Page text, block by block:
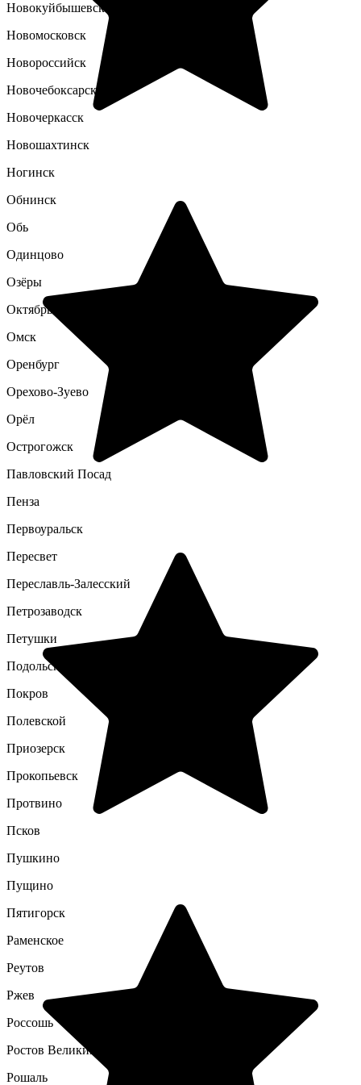
Новокуйбышевск
Новомосковск
Новороссийск
Новочебоксарск
Новочеркасск
Новошахтинск
Ногинск
Обнинск
Обь
Одинцово
Озёры
Октябрьский
Омск
Оренбург
Орехово-Зуево
Орёл
Острогожск
Павловский Посад
Пенза
Первоуральск
Пересвет
Переславль-Залесский
Петрозаводск
Петушки
Подольск
Покров
Полевской
Приозерск
Прокопьевск
Протвино
Псков
Пушкино
Пущино
Пятигорск
Раменское
Реутов
Ржев
Россошь
Ростов Великий
Рошаль